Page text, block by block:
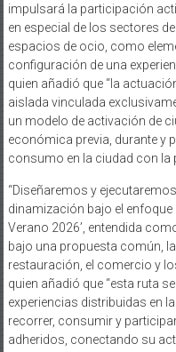
impulsará la participación
en especial de los sectores
espacios de ocio, como
configuración de una
quien añadió que “la
aislada vinculada
un modelo de activación de
económica previa, durante y
consumo en la ciudad con la
“Diseñaremos y
dinamización bajo el enfoque
Verano 2026’, entendida
bajo una propuesta común,
restauración, el comercio y
quien añadió que “esta ruta
experiencias distribuidas en
recorrer, consumir y
adheridos, conectando su